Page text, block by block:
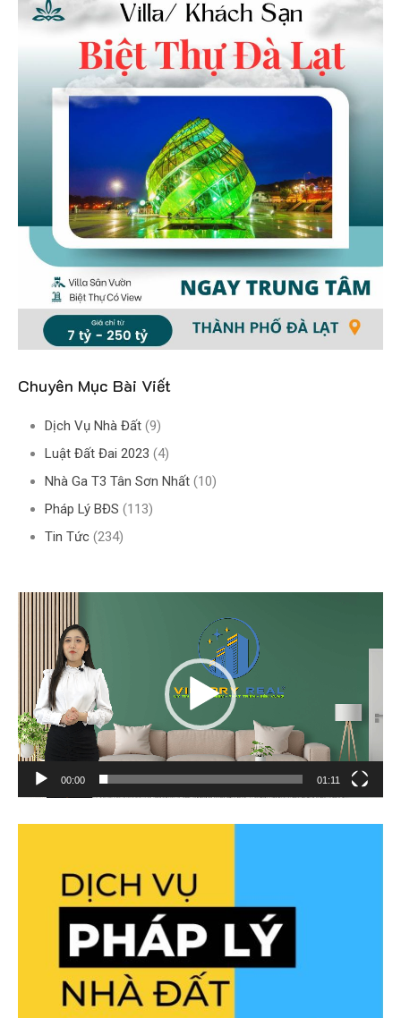
Chuyên Mục Bài Viết
Dịch Vụ Nhà Đất (9)
Luật Đất Đai 2023 (4)
Nhà Ga T3 Tân Sơn Nhất (10)
Pháp Lý BĐS (113)
Tin Tức (234)
00:00 01:11